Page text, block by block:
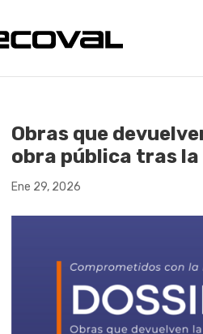
Obras que
obra pública tras la
Ene 29, 2026